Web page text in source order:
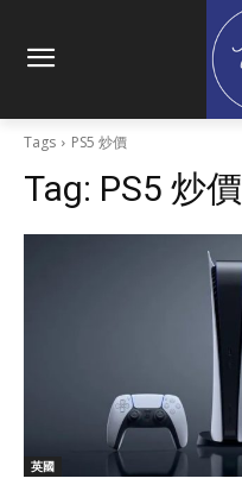
Tags PS5 炒價
Tag: PS5 炒價
英國